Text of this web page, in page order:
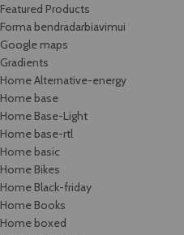
Featured Products
Forma bendradarbiavimui
Google maps
Gradients
Home Alternative-energy
Home base
Home Base-Light
Home base-rtl
Home basic
Home Bikes
Home Black-friday
Home Books
Home boxed